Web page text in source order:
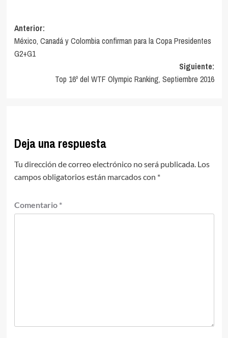
Navegación
de
entradas
Anterior:
México, Canadá y Colombia confirman para la Copa Presidentes
G2+G1
Siguiente:
Top 16º del WTF Olympic Ranking, Septiembre 2016
Deja una respuesta
Tu dirección de correo electrónico no será publicada. Los
campos obligatorios están marcados con *
Comentario *